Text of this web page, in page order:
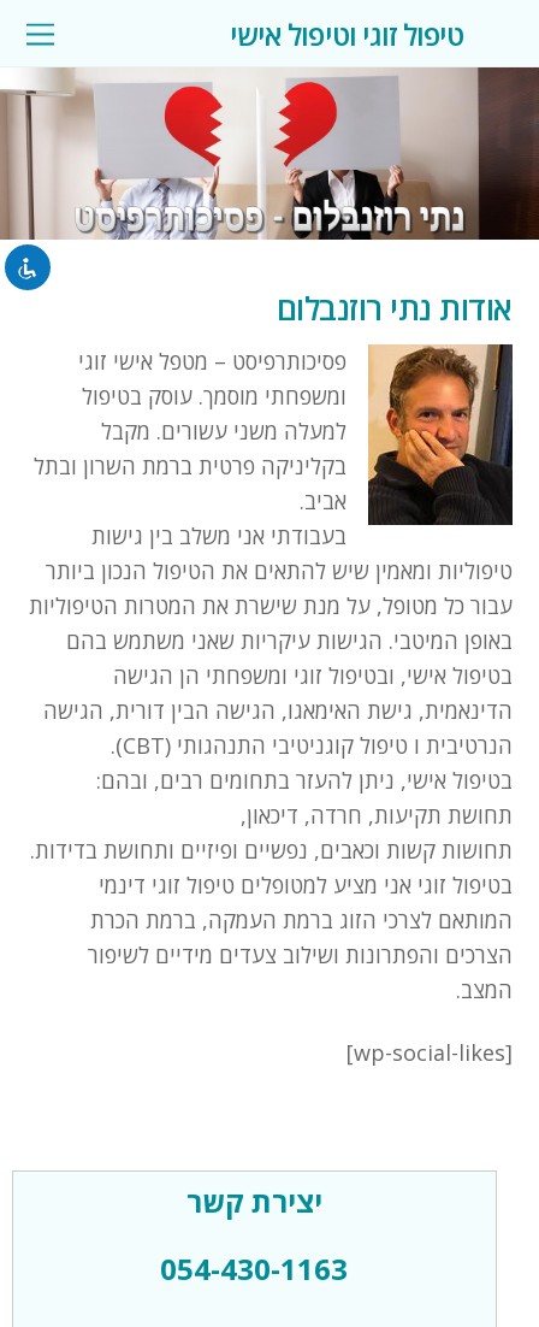
השבת את ההבזקים
סמן כותרות
settings צבע רקע
zoom_out להקטין את התצוגה
zoom_in התקרב
remove_circle_outline הקטן את הגופן
add_circle_outline הגדל את הגופן
brightness_high ניגודיות בהירה
brightness_low
format_underlined קו תחתון קישורים
font_download סמן קישורים
א
פ
ס
ת
ו
י
ת
cached
טיפול זוגי וטיפול אישי
אודות נתי רוזנבלום
פסיכותרפיסט – מטפל אישי זוגי
ומשפחתי מוסמך. עוסק בטיפול
למעלה משני עשורים. מקבל
בקליניקה פרטית ברמת השרון ובתל
אביב.
בעבודתי אני משלב בין גישות
טיפוליות ומאמין שיש להתאים את הטיפול הנכון ביותר
עבור כל מטופל, על מנת שישרת את המטרות הטיפוליות
באופן המיטבי. הגישות עיקריות שאני משתמש בהם
בטיפול אישי, ובטיפול זוגי ומשפחתי הן הגישה
הדינאמית, גישת האימאגו, הגישה הבין דורית, הגישה
הנרטיבית ו טיפול קוגניטיבי התנהגותי (CBT).
בטיפול אישי, ניתן להעזר בתחומים רבים, ובהם:
תחושת תקיעות, חרדה, דיכאון,
תחושות קשות וכאבים, נפשיים ופיזיים ותחושת בדידות.
בטיפול זוגי אני מציע למטופלים טיפול זוגי דינמי
המותאם לצרכי הזוג ברמת העמקה, ברמת הכרת
הצרכים והפתרונות ושילוב צעדים מידיים לשיפור
המצב.
[wp-social-likes]
יצירת קשר
054-430-1163